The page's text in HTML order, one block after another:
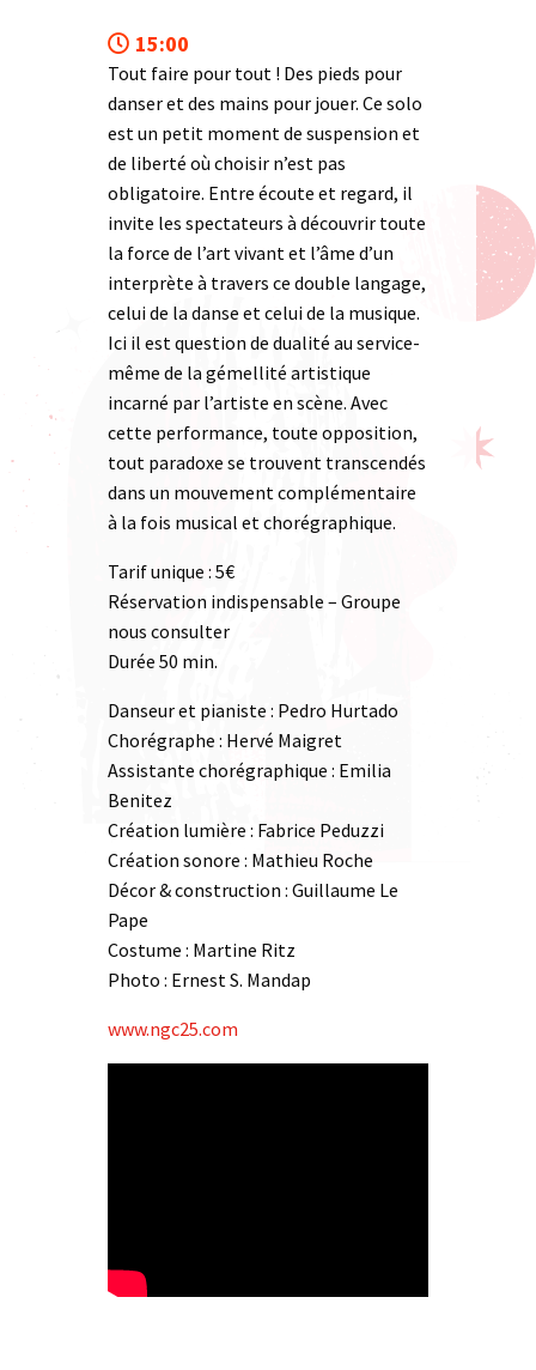
15:00
Tout faire pour tout ! Des pieds pour
danser et des mains pour jouer. Ce solo
est un petit moment de suspension et
de liberté où choisir n’est pas
obligatoire. Entre écoute et regard, il
invite les spectateurs à découvrir toute
la force de l’art vivant et l’âme d’un
interprète à travers ce double langage,
celui de la danse et celui de la musique.
Ici il est question de dualité au service-
même de la gémellité artistique
incarné par l’artiste en scène. Avec
cette performance, toute opposition,
tout paradoxe se trouvent transcendés
dans un mouvement complémentaire
à la fois musical et chorégraphique.
Tarif unique : 5€
Réservation indispensable – Groupe
nous consulter
Durée 50 min.
Danseur et pianiste : Pedro Hurtado
Chorégraphe : Hervé Maigret
Assistante chorégraphique : Emilia
Benitez
Création lumière : Fabrice Peduzzi
Création sonore : Mathieu Roche
Décor & construction : Guillaume Le
Pape
Costume : Martine Ritz
Photo : Ernest S. Mandap
www.ngc25.com